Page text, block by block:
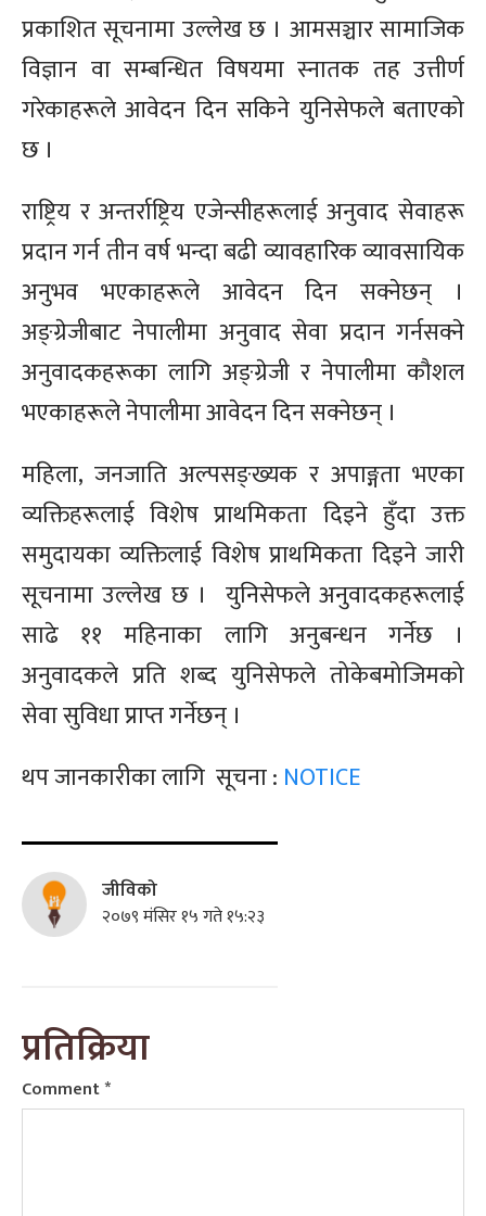
प्रकाशित सूचनामा उल्लेख छ । आमसञ्चार सामाजिक
विज्ञान वा सम्बन्धित विषयमा स्नातक तह उत्तीर्ण
गरेकाहरूले आवेदन दिन सकिने युनिसेफले बताएको
छ ।
राष्ट्रिय र अन्तर्राष्ट्रिय एजेन्सीहरूलाई अनुवाद सेवाहरू
प्रदान गर्न तीन वर्ष भन्दा बढी व्यावहारिक व्यावसायिक
अनुभव भएकाहरूले आवेदन दिन सक्नेछन् ।
अङ्ग्रेजीबाट नेपालीमा अनुवाद सेवा प्रदान गर्नसक्ने
अनुवादकहरूका लागि अङ्ग्रेजी र नेपालीमा कौशल
भएकाहरूले नेपालीमा आवेदन दिन सक्नेछन् ।
महिला, जनजाति अल्पसङ्ख्यक र अपाङ्गता भएका
व्यक्तिहरूलाई विशेष प्राथमिकता दिइने हुँदा उक्त
समुदायका व्यक्तिलाई विशेष प्राथमिकता दिइने जारी
सूचनामा उल्लेख छ । युनिसेफले अनुवादकहरूलाई
साढे ११ महिनाका लागि अनुबन्धन गर्नेछ ।
अनुवादकले प्रति शब्द युनिसेफले तोकेबमोजिमको
सेवा सुविधा प्राप्त गर्नेछन् ।
थप जानकारीका लागि सूचना : NOTICE
जीविको
२०७९ मंसिर १५ गते १५:२३
प्रतिक्रिया
Comment*